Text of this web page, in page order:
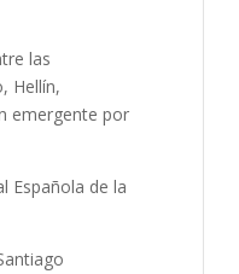
las
Hellín,
emergente por
Española de la